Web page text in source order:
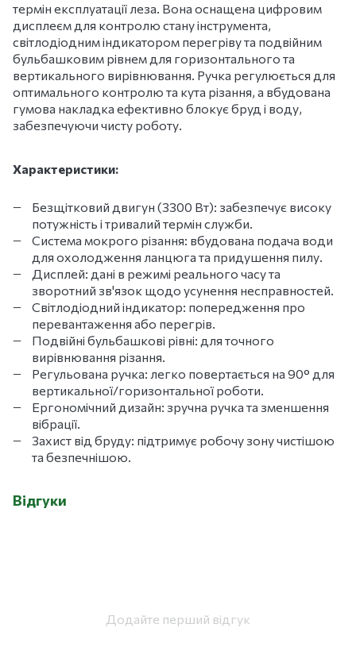
термін експлуатації леза. Вона оснащена цифровим
дисплеєм для контролю стану інструмента,
світлодіодним індикатором перегріву та подвійним
бульбашковим рівнем для горизонтального та
вертикального вирівнювання. Ручка регулюється для
оптимального контролю та кута різання, а вбудована
гумова накладка ефективно блокує бруд і воду,
забезпечуючи чисту роботу.
Характеристики:
Безщітковий двигун (3300 Вт): забезпечує високу
потужність і тривалий термін служби.
Система мокрого різання: вбудована подача води
для охолодження ланцюга та придушення пилу.
Дисплей: дані в режимі реального часу та
зворотний зв'язок щодо усунення несправностей.
Світлодіодний індикатор: попередження про
перевантаження або перегрів.
Подвійні бульбашкові рівні: для точного
вирівнювання різання.
Регульована ручка: легко повертається на 90° для
вертикальної/горизонтальної роботи.
Ергономічний дизайн: зручна ручка та зменшення
вібрації.
Захист від бруду: підтримує робочу зону чистішою
та безпечнішою.
Відгуки
Додайте перший відгук